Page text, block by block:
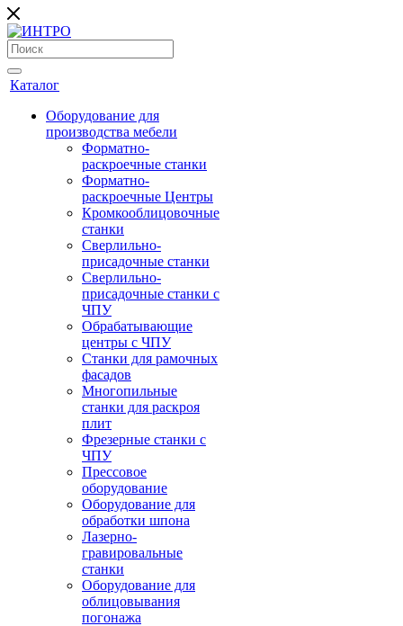
Каталог
Оборудование для
производства мебели
Форматно-
раскроечные станки
Форматно-
раскроечные Центры
Кромкооблицовочные
станки
Сверлильно-
присадочные станки
Сверлильно-
присадочные станки с
ЧПУ
Обрабатывающие
центры с ЧПУ
Станки для рамочных
фасадов
Многопильные
станки для раскроя
плит
Фрезерные станки с
ЧПУ
Прессовое
оборудование
Оборудование для
обработки шпона
Лазерно-
гравировальные
станки
Оборудование для
облицовывания
погонажа